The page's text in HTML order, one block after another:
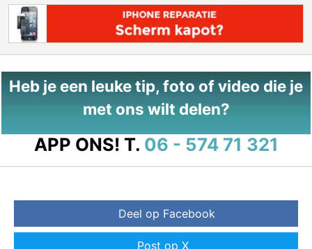
Heb je een leuke tip, foto of video die je
met ons wilt delen?
APP ONS! T. 06 - 574 71 321
Deel op Facebook
Post op X